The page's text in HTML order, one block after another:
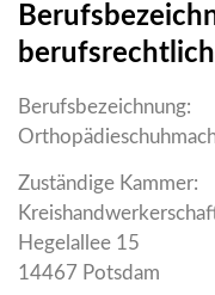
Berufsbezeichnung:
Zuständige Kammer:
Hegelallee 15
14467 Potsdam